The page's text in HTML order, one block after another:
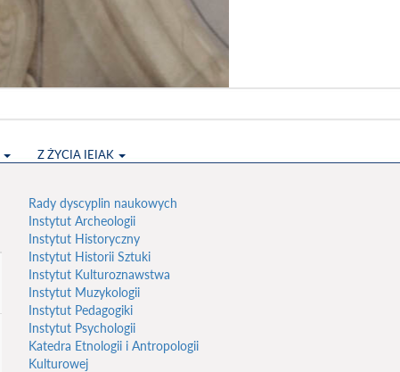
Z ŻYCIA IEIAK
Rady dyscyplin naukowych
Instytut Archeologii
Instytut Historyczny
Instytut Historii Sztuki
Instytut Kulturoznawstwa
Instytut Muzykologii
Instytut Pedagogiki
Instytut Psychologii
Katedra Etnologii i Antropologii
Kulturowej